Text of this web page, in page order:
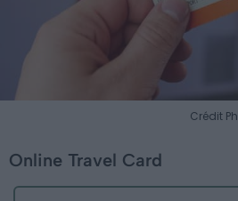
Crédit
Online Travel Card